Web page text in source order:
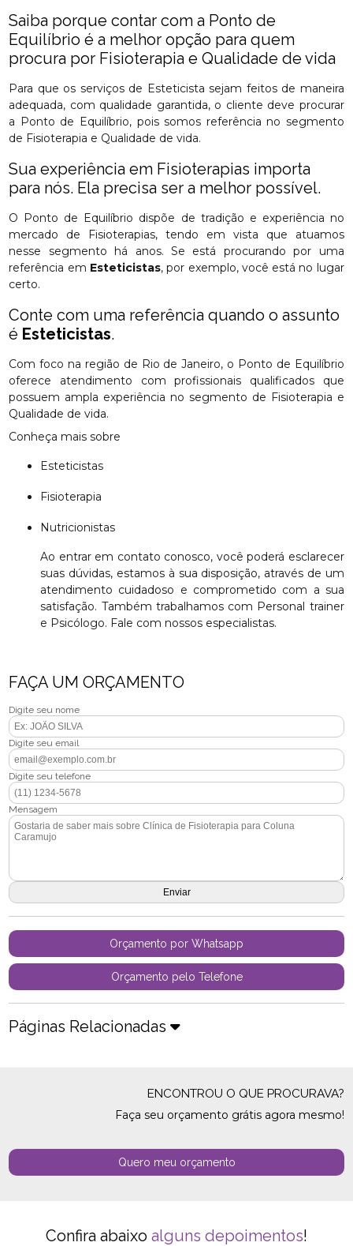
Saiba porque contar com a Ponto de
Equilíbrio é a melhor opção para quem
procura por Fisioterapia e Qualidade de vida
Para que os serviços de Esteticista sejam feitos de maneira
adequada, com qualidade garantida, o cliente deve procurar
a Ponto de Equilíbrio, pois somos referência no segmento
de Fisioterapia e Qualidade de vida.
Sua experiência em Fisioterapias importa
para nós. Ela precisa ser a melhor possível.
O Ponto de Equilíbrio dispõe de tradição e experiência no
mercado de Fisioterapias, tendo em vista que atuamos
nesse segmento há anos. Se está procurando por uma
referência em Esteticistas, por exemplo, você está no lugar
certo.
Conte com uma referência quando o assunto
é Esteticistas.
Com foco na região de Rio de Janeiro, o Ponto de Equilíbrio
oferece atendimento com profissionais qualificados que
possuem ampla experiência no segmento de Fisioterapia e
Qualidade de vida.
Conheça mais sobre
Esteticistas
Fisioterapia
Nutricionistas
Ao entrar em contato conosco, você poderá esclarecer
suas dúvidas, estamos à sua disposição, através de um
atendimento cuidadoso e comprometido com a sua
satisfação. Também trabalhamos com Personal trainer
e Psicólogo. Fale com nossos especialistas.
FAÇA UM ORÇAMENTO
Digite seu nome
Digite seu email
Digite seu telefone
Mensagem
Orçamento por Whatsapp
Orçamento pelo Telefone
Páginas Relacionadas
ENCONTROU O QUE PROCURAVA?
Faça seu orçamento grátis agora mesmo!
Quero meu orçamento
Confira abaixo alguns depoimentos!